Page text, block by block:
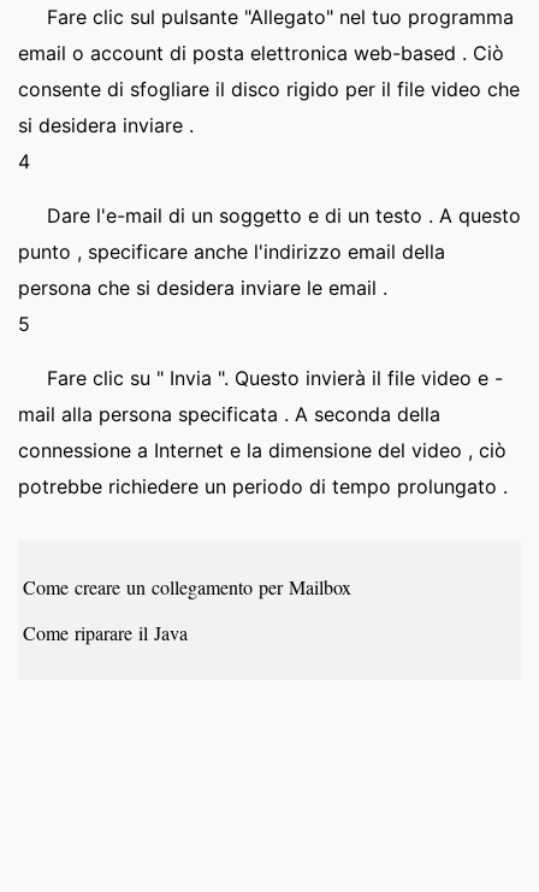
Fare clic sul pulsante "Allegato" nel tuo programma
email o account di posta elettronica web-based . Ciò
consente di sfogliare il disco rigido per il file video che
si desidera inviare .
4
Dare l'e-mail di un soggetto e di un testo . A questo
punto , specificare anche l'indirizzo email della
persona che si desidera inviare le email .
5
Fare clic su " Invia ". Questo invierà il file video e -
mail alla persona specificata . A seconda della
connessione a Internet e la dimensione del video , ciò
potrebbe richiedere un periodo di tempo prolungato .
Come creare un collegamento per Mailbox
Come riparare il Java